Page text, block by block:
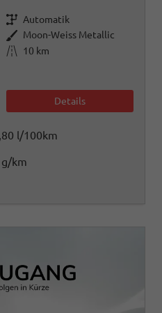
Getriebe Automatik
Außenfarbe Moon-Weiss Metallic
Kilometerstand
10 km
Details
l/100km
g/km